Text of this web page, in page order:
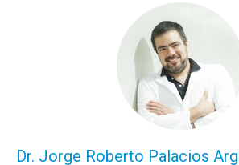
Dr. Jorge Roberto Palacios